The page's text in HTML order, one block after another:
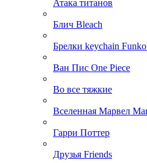
Атака титанов
Блич Bleach
Брелки keychain
Ван Пис One Piece
Во все тяжкие
Вселенная Марвел
Гарри Поттер
Друзья Friends